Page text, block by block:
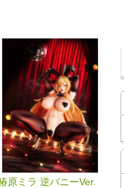
原ミラ 逆バニーVer.